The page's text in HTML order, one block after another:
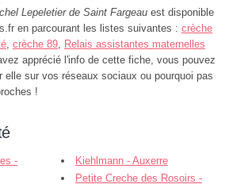
Lepeletier de Saint Fargeau est disponible
en parcourant les listes suivantes : crèche
, crèche 89, Relais assistantes maternelles
apprécié l'info de cette fiche, vous pouvez
elle sur vos réseaux sociaux ou pourquoi pas
!
-
Kiehlmann - Auxerre
Petite Creche des Rosoirs -